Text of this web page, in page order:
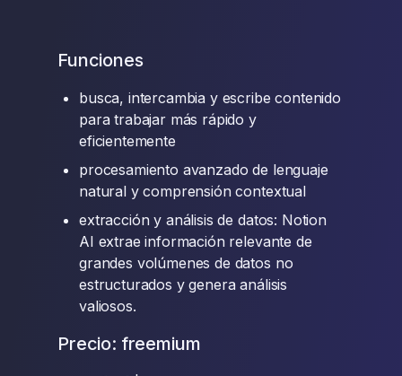
Funciones
busca, intercambia y escribe contenido
para trabajar más rápido y
eficientemente
procesamiento avanzado de lenguaje
natural y comprensión contextual
extracción y análisis de datos: Notion
AI extrae información relevante de
grandes volúmenes de datos no
estructurados y genera análisis
valiosos.
Precio: freemium